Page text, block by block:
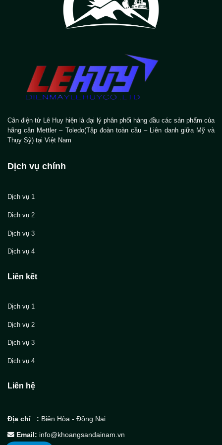
Cân điện tử Lê Huy hiện là đại lý phân phối hàng đầu các sản phẩm của
hãng cân Mettler – Toledo(Tập đoàn toàn cầu – Liên danh giữa Mỹ và
Thụy Sỹ) tại Việt Nam
Dịch vụ chính
Dịch vụ 1
Dịch vụ 2
Dịch vụ 3
Dịch vụ 4
Liên kết
Dịch vụ 1
Dịch vụ 2
Dịch vụ 3
Dịch vụ 4
Liên hệ
Địa chỉ : Biên Hòa - Đồng Nai
Email: info@khoangsandainam.vn